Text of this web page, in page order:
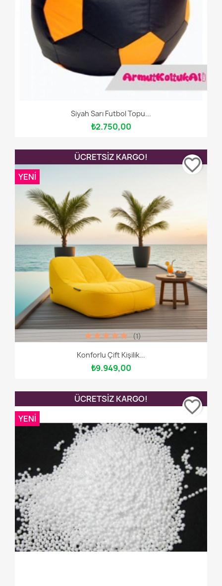
Siyah Sarı Futbol Topu...
₺2.750,00
Konforlu Çift Kişilik...
₺9.949,00
(1)
ÜCRETSIZ KARGO!
YENI
favorite_border
ÜCRETSIZ KARGO!
YENI
favorite_border